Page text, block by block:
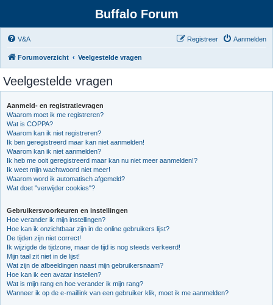
Buffalo Forum
V&A Aanmelden
Registreer
Forumoverzicht Veelgestelde vragen
Veelgestelde vragen
Aanmeld- en registratievragen
Waarom moet ik me registreren?
Wat is COPPA?
Waarom kan ik niet registreren?
Ik ben geregistreerd maar kan niet aanmelden!
Waarom kan ik niet aanmelden?
Ik heb me ooit geregistreerd maar kan nu niet meer aanmelden!?
Ik weet mijn wachtwoord niet meer!
Waarom word ik automatisch afgemeld?
Wat doet "verwijder cookies"?
Gebruikersvoorkeuren en instellingen
Hoe verander ik mijn instellingen?
Hoe kan ik onzichtbaar zijn in de online gebruikers lijst?
De tijden zijn niet correct!
Ik wijzigde de tijdzone, maar de tijd is nog steeds verkeerd!
Mijn taal zit niet in de lijst!
Wat zijn de afbeeldingen naast mijn gebruikersnaam?
Hoe kan ik een avatar instellen?
Wat is mijn rang en hoe verander ik mijn rang?
Wanneer ik op de e-maillink van een gebruiker klik, moet ik me aanmelden?